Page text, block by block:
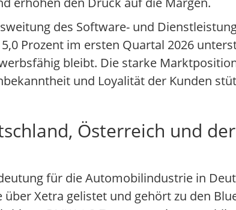
des Software- und
Prozent im ersten Quartal 2026
bleibt. Die starke
und Loyalität der Kunden
Österreich und
für die Automobilindustrie in
Xetra gelistet und gehört zu den